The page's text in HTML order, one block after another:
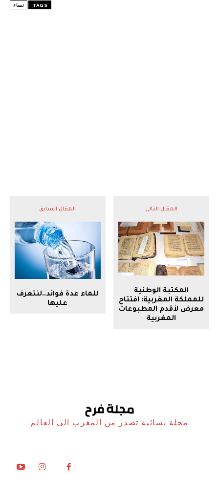
TAGS نساء
المقال السابق
للماء عدة فوائد..لنتعرف
عليها
المقال التالي
المكتبة الوطنية
للمملكة المغربية: افتتاح
معرض لأقدم المطبوعات
المغربية
مجلة نسائية تصدر من المغرب الى العالم